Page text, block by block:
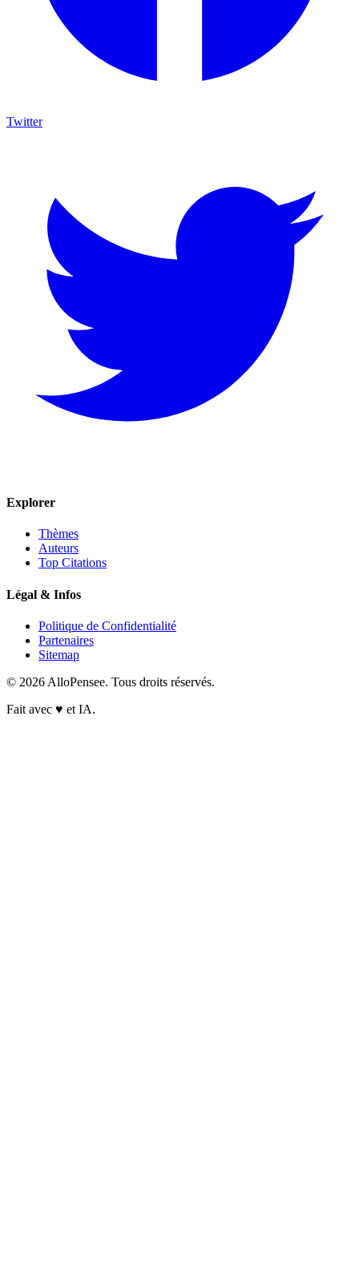
Twitter
Explorer
Thèmes
Auteurs
Top Citations
Légal & Infos
Politique de Confidentialité
Partenaires
Sitemap
© 2026 AlloPensee. Tous droits réservés.
Fait avec ♥ et IA.